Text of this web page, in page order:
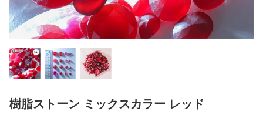
樹脂ストーン ミックスカラー レッド